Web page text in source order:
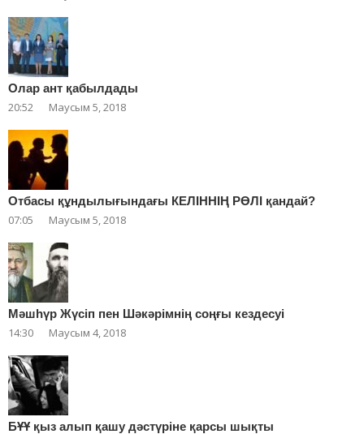
Олар ант қабылдады
20:52 Маусым 5, 2018
Отбасы құндылығындағы КЕЛІННІҢ РӨЛІ қандай?
07:05 Маусым 5, 2018
Мәшһүр Жүсіп пен Шәкәрімнің соңғы кездесуі
14:30 Маусым 4, 2018
БҰҰ қыз алып қашу дәстүріне қарсы шықты